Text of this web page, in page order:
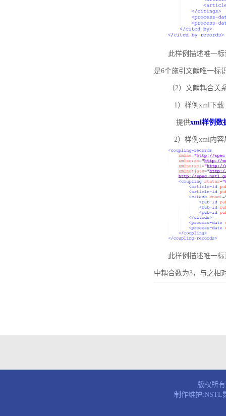
此样例描述唯一标
是6个施引文献唯一标
（2）文献耦合关
1）样例xml下载
提供xml样例数
2）样例xml内容
此样例描述唯一标
中耦合数为3，与之相
版权所
制作维护:NSTL